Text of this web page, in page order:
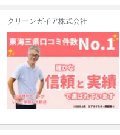
クリーンガイア株式会社